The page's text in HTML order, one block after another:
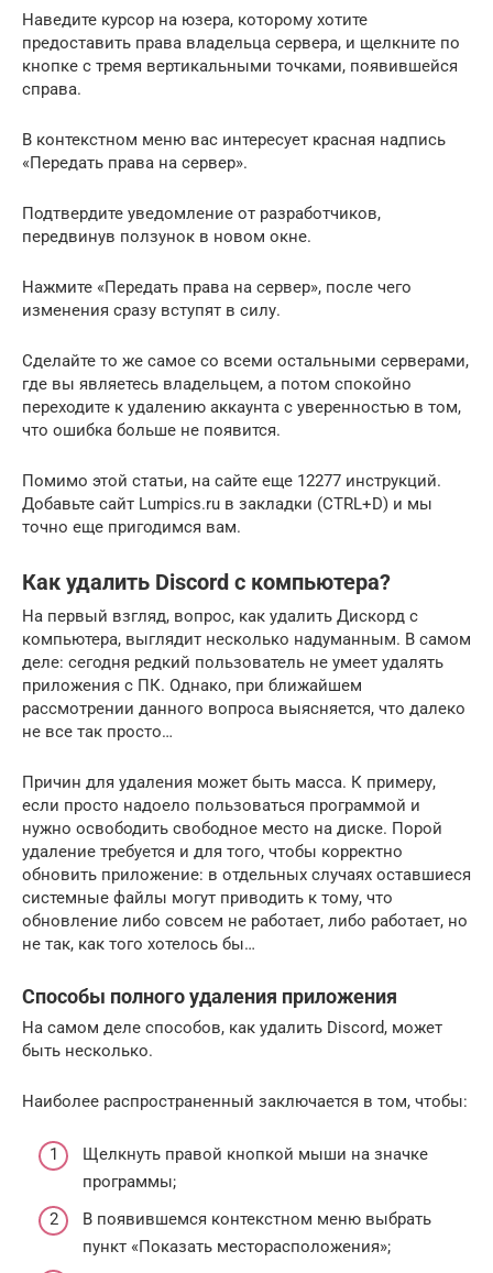
Наведите курсор на юзера, которому хотите
предоставить права владельца сервера, и щелкните по
кнопке с тремя вертикальными точками, появившейся
справа.
В контекстном меню вас интересует красная надпись
«Передать права на сервер».
Подтвердите уведомление от разработчиков,
передвинув ползунок в новом окне.
Нажмите «Передать права на сервер», после чего
изменения сразу вступят в силу.
Сделайте то же самое со всеми остальными серверами,
где вы являетесь владельцем, а потом спокойно
переходите к удалению аккаунта с уверенностью в том,
что ошибка больше не появится.
Помимо этой статьи, на сайте еще 12277 инструкций.
Добавьте сайт Lumpics.ru в закладки (CTRL+D) и мы
точно еще пригодимся вам.
Как удалить Discord с компьютера?
На первый взгляд, вопрос, как удалить Дискорд с
компьютера, выглядит несколько надуманным. В самом
деле: сегодня редкий пользователь не умеет удалять
приложения с ПК. Однако, при ближайшем
рассмотрении данного вопроса выясняется, что далеко
не все так просто…
Причин для удаления может быть масса. К примеру,
если просто надоело пользоваться программой и
нужно освободить свободное место на диске. Порой
удаление требуется и для того, чтобы корректно
обновить приложение: в отдельных случаях оставшиеся
системные файлы могут приводить к тому, что
обновление либо совсем не работает, либо работает, но
не так, как того хотелось бы…
Способы полного удаления приложения
На самом деле способов, как удалить Discord, может
быть несколько.
Наиболее распространенный заключается в том, чтобы:
Щелкнуть правой кнопкой мыши на значке
программы;
В появившемся контекстном меню выбрать
пункт «Показать месторасположения»;